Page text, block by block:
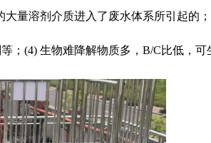
量溶剂介质进入了废水体系所引起的
(4) 生物难降解物质多，B/C比低，可